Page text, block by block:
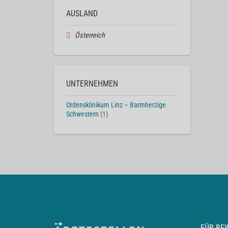
AUSLAND
Österreich
UNTERNEHMEN
Ordensklinikum Linz – Barmherzige
Schwestern (1)